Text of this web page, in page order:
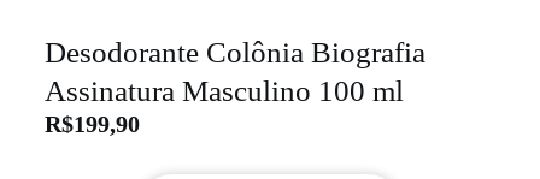
Desodorante Colônia Biografia
Assinatura Masculino 100 ml
R$199,90